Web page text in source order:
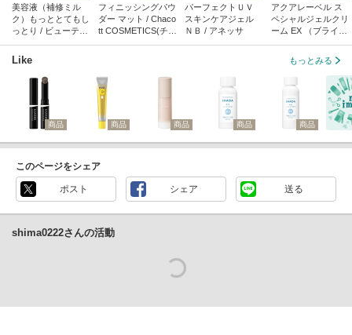
美容液（補修ミル
ク）もっととてもし
っとり / ビューティ
フィニッシングパウ
ダー マット / Chaco
tt COSMETICS(チャ
パーフェクトＵＶ
スキンケアジェル
ＮＢ / アネッサ
アクアレーベル ス
ペシャルジェルクリ
ーム EX （ブライト
Like もっとみる
商品 商品 商品 商品 商品
このページをシェア
ポスト シェア 送る
shima0222さんの活動